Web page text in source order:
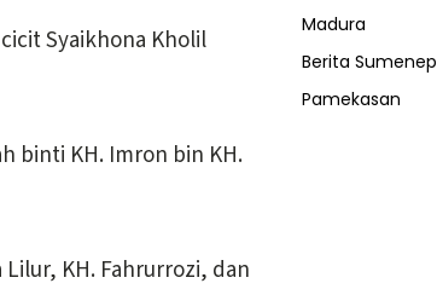
Syaikhona Kholil
binti KH. Imron bin KH.
KH. Fahrurrozi, dan
Madura
Berita Sumenep
Pamekasan